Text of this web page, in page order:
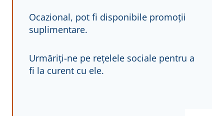
Ocazional, pot fi disponibile promoții
suplimentare.
Urmăriți-ne pe rețelele sociale pentru a
fi la curent cu ele.